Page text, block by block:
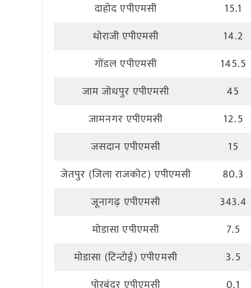
दाहोद एपीएमसी
15.1
धोराजी एपीएमसी
14.2
गोंडल एपीएमसी
145.5
जाम जोधपुर एपीएमसी
45
जामनगर एपीएमसी
12.5
जसदान एपीएमसी
15
जेतपुर (जिला राजकोट) एपीएमसी
80.3
जूनागढ़ एपीएमसी
343.4
मोडासा एपीएमसी
7.5
मोडासा (टिन्टोई) एपीएमसी
3.5